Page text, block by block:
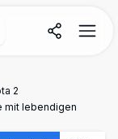
2
mit lebendigen